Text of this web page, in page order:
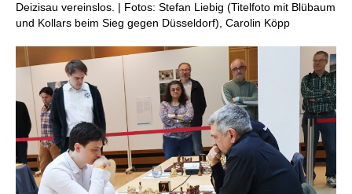
Deizisau vereinslos. | Fotos: Stefan Liebig (Titelfoto mit Blübaum
und Kollars beim Sieg gegen Düsseldorf), Carolin Köpp